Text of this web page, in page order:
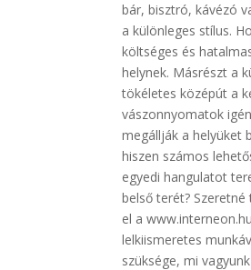
bár, bisztró, kávézó
a különleges stílus.
költséges és
helynek. Másrészt a
tökéletes középút a
vászonnyomatok
megállják a helyüket
hiszen számos
egyedi hangulatot
belső terét?
el a
lelkiismeretes
szüksége, mi